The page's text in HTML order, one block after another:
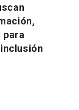
para